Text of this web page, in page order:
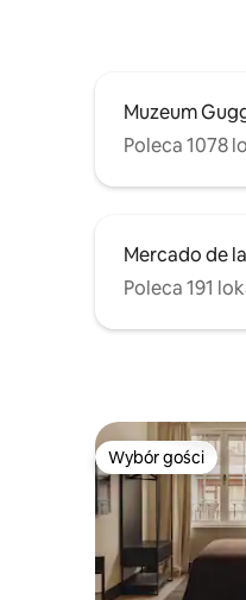
Muzeum
Poleca 1078
Mercado de
Poleca 191
Wybór gości
Wybór gości